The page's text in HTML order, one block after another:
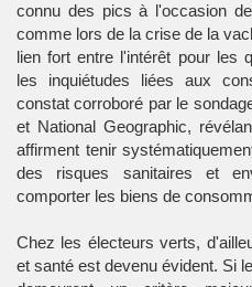
connu des pics à l'occasion
comme lors de la crise de la
lien fort entre l'intérêt pour les
les inquiétudes liées aux
constat corroboré par le
et National Geographic,
affirment tenir
des risques sanitaires et
comporter les biens de
Chez les électeurs verts,
et santé est devenu évident. Si